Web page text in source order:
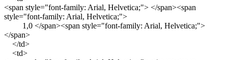
<span style="font-family: Arial, Helvetica;"> </span><span
style="font-family: Arial, Helvetica;">
1,0 </span><span style="font-family: Arial, Helvetica;">
</span>
</td>
<td>